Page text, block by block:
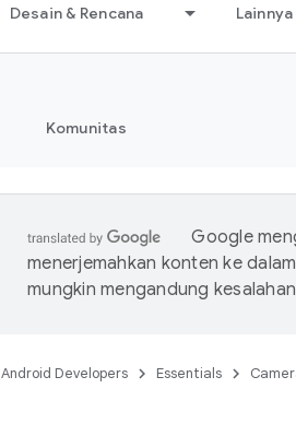
Desain & Rencana Lainnya
Komunitas
Google
menerjemahkan konten ke
mungkin mengandung
Android Developers Essentials